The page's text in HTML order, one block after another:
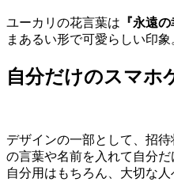
ユーカリの花言葉は 『永遠の
まあるい形で可愛らしい印象
自分だけのスマホ
デザインの一部として、招
の言葉や名前を入れて自分だ
自分用はもちろん、大切な